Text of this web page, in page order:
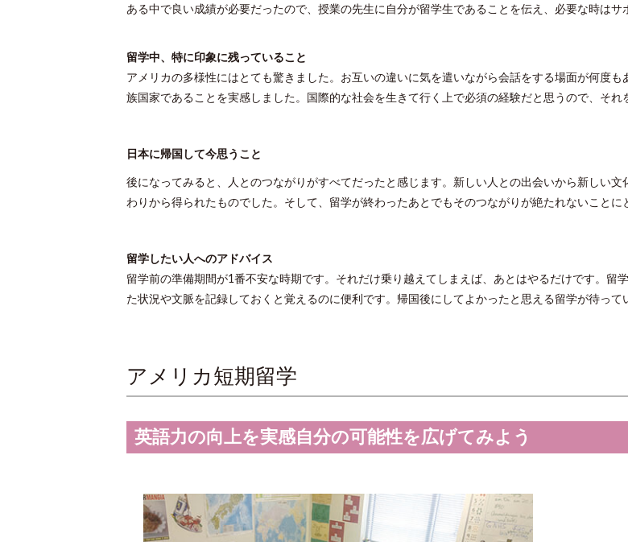
ある中で良い成績が必要だったので、授業の先生に自分が留学生であることを伝え、必要な時はサ
留学中、特に印象に残っていること
アメリカの多様性にはとても驚きました。お互いの違いに気を遣いながら会話をする場面が何度
族国家であることを実感しました。国際的な社会を生きて行く上で必須の経験だと思うので、それ
日本に帰国して今思うこと
後になってみると、人とのつながりがすべてだったと感じます。新しい人との出会いから新しい
わりから得られたものでした。そして、留学が終わったあとでもそのつながりが絶たれないことに
留学したい人へのアドバイス
留学前の準備期間が1番不安な時期です。それだけ乗り越えてしまえば、あとはやるだけです。留
た状況や文脈を記録しておくと覚えるのに便利です。帰国後にしてよかったと思える留学が待って
アメリカ短期留学
英語力の向上を実感自分の可能性を広げてみよう